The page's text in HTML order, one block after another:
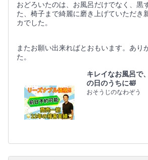
おどろいたのは、お風呂だけでなく、黒
た、椅子まで綺麗に磨き上げていただき
カでした。
またお願い出来ればとおもいます。あり
た。
キレイなお風呂で
の日のうちに🛀
おそうじのなわぞう